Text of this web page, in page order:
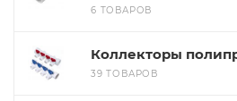
6 ТОВАРОВ
Коллекторы
39 ТОВАРОВ